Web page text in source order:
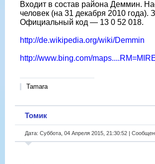
Входит в состав района Деммин.
человек (на 31 декабря 2010 года).
Официальный код — 13 0 52 018.
http://de.wikipedia.org/wiki/Demmin
http://www.bing.com/
Tamara
Томик
Дата: Суббота, 04 Апреля 2015, 21:30:52 |